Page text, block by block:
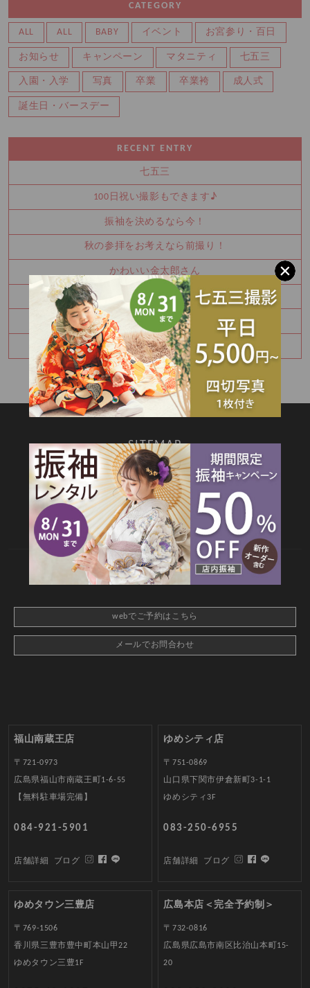
CATEGORY
ALL ALL BABY イベント お宮参り・百日
お知らせ キャンペーン マタニティ 七五三
入園・入学 写真 卒業 卒業袴 成人式
誕生日・バースデー
RECENT ENTRY
七五三
100日祝い撮影もできます♪
振袖を決めるなら今！
秋の参拝をお考えなら前撮り！
かわいい金太郎さん
夏休み中に振袖を決めませんか？
お宮参り・百日祝いはご家族撮影もおすすめです
七五三8月キャンペーン✨
SITEMAP
TOP 新着情報
撮影メニュー
料金・商品
キャンペーン
店舗情報
よくあるご質問
お問合せ
web撮影予約
CONTACT
webでご予約はこちら
メールでお問合わせ
福山南蔵王店
〒721-0973
広島県福山市南蔵王町1-6-55
【無料駐車場完備】
084-921-5901
店舗詳細 ブログ
ゆめシティ店
〒751-0869
山口県下関市伊倉新町3-1-1
ゆめシティ3F
083-250-6955
店舗詳細 ブログ
ゆめタウン三豊店
〒769-1506
香川県三豊市豊中町本山甲22
ゆめタウン三豊1F
広島本店＜完全予約制＞
〒732-0816
広島県広島市南区比治山本町15-
20